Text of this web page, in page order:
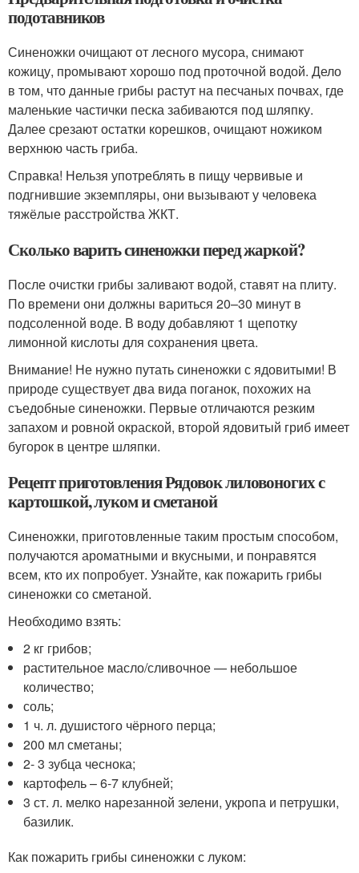
подотавников
Синеножки очищают от лесного мусора, снимают
кожицу, промывают хорошо под проточной водой. Дело
в том, что данные грибы растут на песчаных почвах, где
маленькие частички песка забиваются под шляпку.
Далее срезают остатки корешков, очищают ножиком
верхнюю часть гриба.
Справка! Нельзя употреблять в пищу червивые и
подгнившие экземпляры, они вызывают у человека
тяжёлые расстройства ЖКТ.
Сколько варить синеножки перед жаркой?
После очистки грибы заливают водой, ставят на плиту.
По времени они должны вариться 20–30 минут в
подсоленной воде. В воду добавляют 1 щепотку
лимонной кислоты для сохранения цвета.
Внимание! Не нужно путать синеножки с ядовитыми! В
природе существует два вида поганок, похожих на
съедобные синеножки. Первые отличаются резким
запахом и ровной окраской, второй ядовитый гриб имеет
бугорок в центре шляпки.
Рецепт приготовления Рядовок лиловоногих с
картошкой, луком и сметаной
Синеножки, приготовленные таким простым способом,
получаются ароматными и вкусными, и понравятся
всем, кто их попробует. Узнайте, как пожарить грибы
синеножки со сметаной.
Необходимо взять:
2 кг грибов;
растительное масло/сливочное — небольшое
количество;
соль;
1 ч. л. душистого чёрного перца;
200 мл сметаны;
2- 3 зубца чеснока;
картофель – 6-7 клубней;
3 ст. л. мелко нарезанной зелени, укропа и петрушки,
базилик.
Как пожарить грибы синеножки с луком: